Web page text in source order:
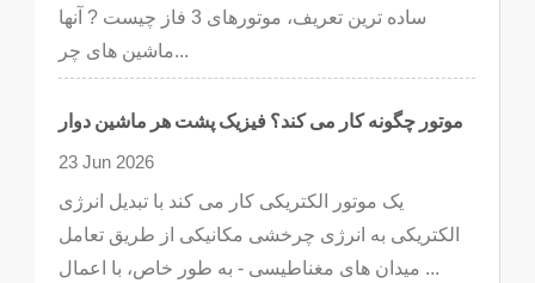
ساده ترین تعریف، موتورهای 3 فاز چیست ? آنها
ماشین های چر...
موتور چگونه کار می کند؟ فیزیک پشت هر ماشین دوار
23 Jun 2026
یک موتور الکتریکی کار می کند با تبدیل انرژی
الکتریکی به انرژی چرخشی مکانیکی از طریق تعامل
میدان های مغناطیسی - به طور خاص، با اعمال ...